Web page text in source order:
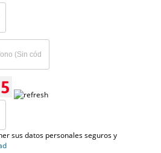
sus datos personales seguros y